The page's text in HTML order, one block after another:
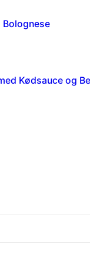
Kødsauce og